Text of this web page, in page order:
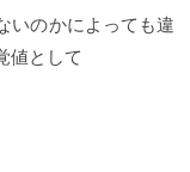
いのかによっても違
値として